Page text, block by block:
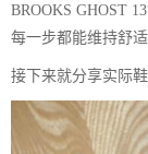
BROOKS GHOST
每一步都能维持舒
接下来就分享实际